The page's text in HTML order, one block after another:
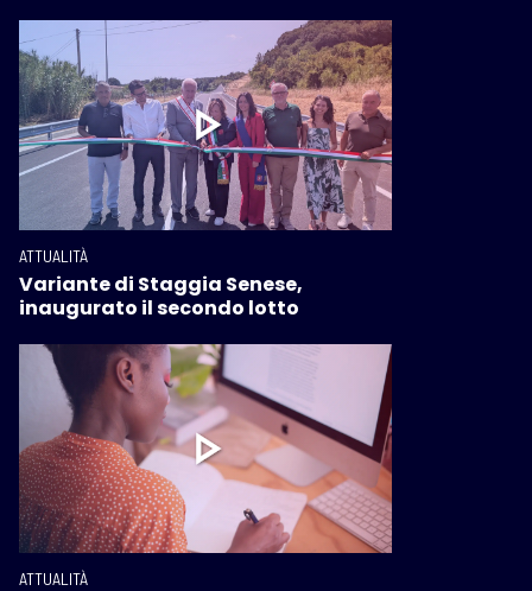
ATTUALITÀ
Variante di Staggia Senese,
inaugurato il secondo lotto
ATTUALITÀ